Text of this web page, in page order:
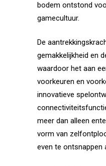
bodem ontstond
gamecultuur.
De
gemakkelijkheid en
waardoor het aan
voorkeuren en
innovatieve
meer dan alleen
vorm van
even te ontsnappen